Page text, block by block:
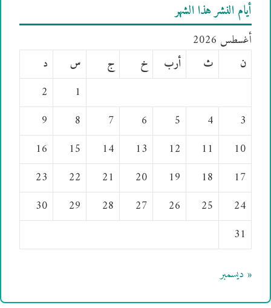
أيام النشر هذا الشهر
أغسطس 2026
ن
ث أرب خ ج س
د
1
2
3
4
5
6
7
8
9
10
11
12
13
14
15
16
17
18
19
20
21
22
23
24
25
26
27
28
29
30
31
« ديسمبر